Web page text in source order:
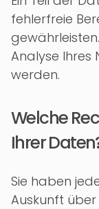
fehlerfreie
Analyse Ihres
werden.
Welche
Ihrer
Sie haben
Auskunft